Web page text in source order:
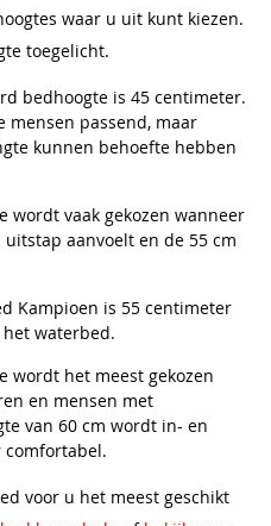
waar u uit kunt kiezen.
toegelicht.
bedhoogte is 45 centimeter.
mensen passend, maar
kunnen behoefte hebben
wordt vaak gekozen wanneer
aanvoelt en de 55 cm
Kampioen is 55 centimeter
het waterbed.
wordt het meest gekozen
en mensen met
van 60 cm wordt in- en
comfortabel.
voor u het meest geschikt